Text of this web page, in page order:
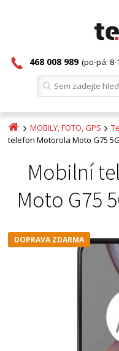
468 008 989 (po-pá: 8-
MOBILY, FOTO, GPS
telefon Motorola Moto G75
Mobilní
Moto G75
DOPRAVA ZDARMA